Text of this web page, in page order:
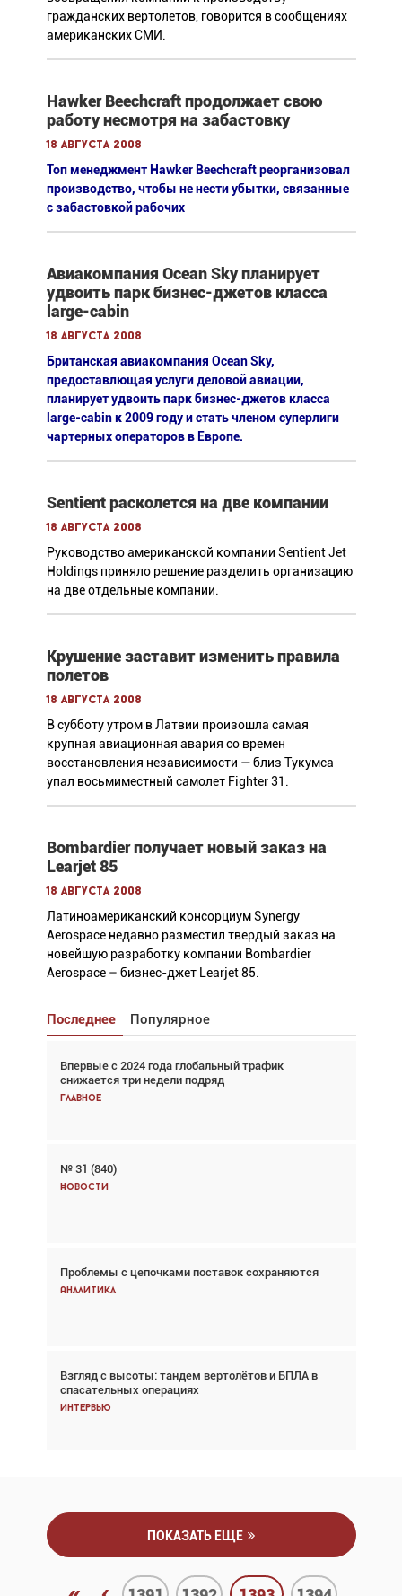
гражданских вертолетов, говорится в сообщениях
американских СМИ.
Hawker Beechcraft продолжает свою
работу несмотря на забастовку
18 августа 2008
Топ менеджмент Hawker Beechcraft реорганизовал
производство, чтобы не нести убытки, связанные
с забастовкой рабочих
Авиакомпания Ocean Sky планирует
удвоить парк бизнес-джетов класса
large-cabin
18 августа 2008
Британская авиакомпания Ocean Sky,
предоставлющая услуги деловой авиации,
планирует удвоить парк бизнес-джетов класса
large-cabin к 2009 году и стать членом суперлиги
чартерных операторов в Европе.
Sentient расколется на две компании
18 августа 2008
Руководство американской компании Sentient Jet
Holdings приняло решение разделить организацию
на две отдельные компании.
Крушение заставит изменить правила
полетов
18 августа 2008
В субботу утром в Латвии произошла самая
крупная авиационная авария со времен
восстановления независимости — близ Тукумса
упал восьмиместный самолет Fighter 31.
Bombardier получает новый заказ на
Learjet 85
18 августа 2008
Латиноамериканский консорциум Synergy
Aerospacе недавно разместил твердый заказ на
новейшую разработку компании Bombardier
Aerospace – бизнес-джет Learjet 85.
Последнее Популярное
Впервые с 2024 года глобальный трафик
снижается три недели подряд
Главное
№ 31 (840)
Новости
Проблемы с цепочками поставок сохраняются
Аналитика
Взгляд с высоты: тандем вертолётов и БПЛА в
спасательных операциях
Интервью
Взгляд с высоты: тандем вертолётов и БПЛА в
спасательных операциях
Главное
Авиационный фотограф Дэйв Кох: «Фотография
говорит сама за себя... а ИИ всё портит»
Впервые с 2024 года глобальный трафик
снижается три недели подряд
Частный самолёт – это актив. Подходите к
покупке соответствующим образом
Интервью
ПОКАЗАТЬ ЕЩЕ